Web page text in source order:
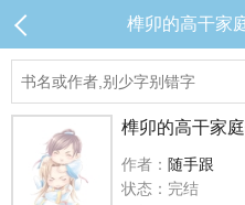
榫卯的高干家
榫卯的高干家
作者： 随手跟
状态：完结